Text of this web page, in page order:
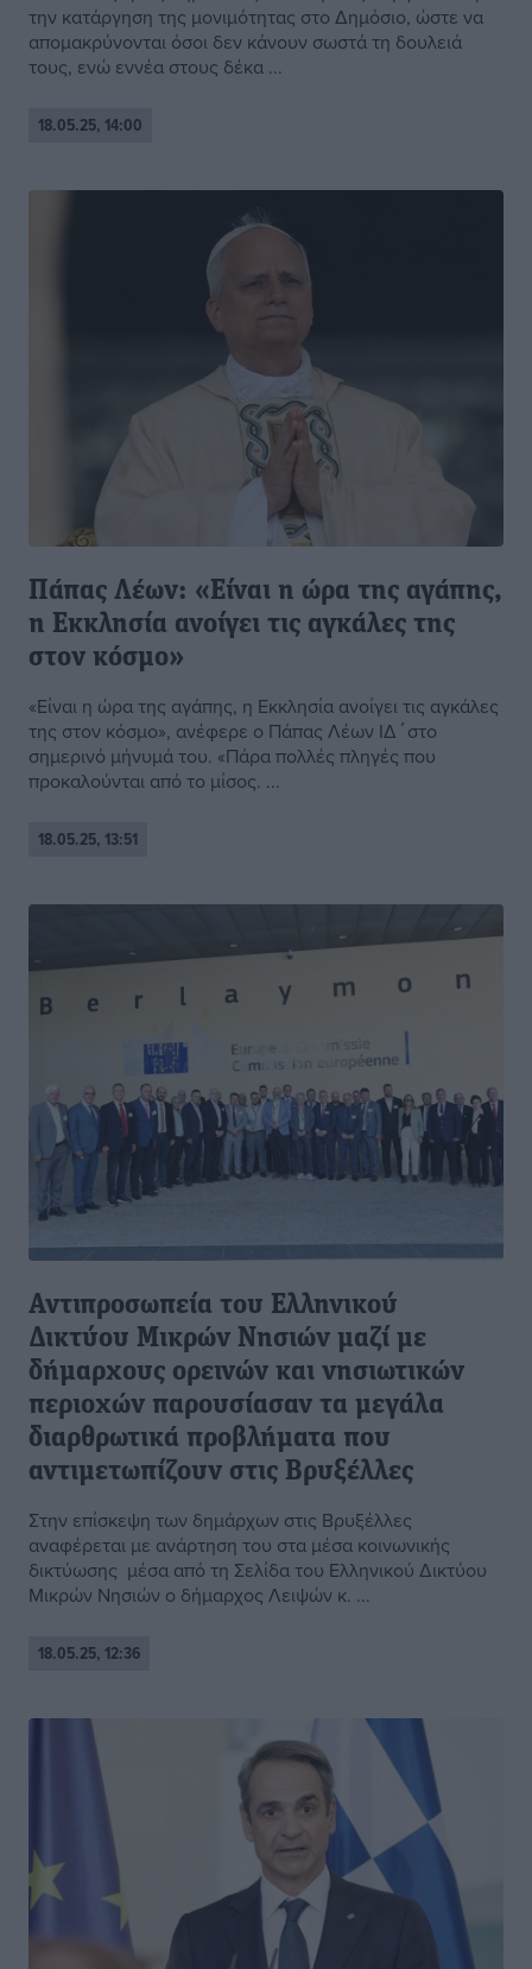
την κατάργηση της μονιμότητας στο Δημόσιο, ώστε να
απομακρύνονται όσοι δεν κάνουν σωστά τη δουλειά
τους, ενώ εννέα στους δέκα ...
18.05.25, 14:00
Πάπας Λέων: «Είναι η ώρα της αγάπης,
η Εκκλησία ανοίγει τις αγκάλες της
στον κόσμο»
«Είναι η ώρα της αγάπης, η Εκκλησία ανοίγει τις αγκάλες
της στον κόσμο», ανέφερε ο Πάπας Λέων ΙΔ΄στο
σημερινό μήνυμά του. «Πάρα πολλές πληγές που
προκαλούνται από το μίσος. ...
18.05.25, 13:51
Αντιπροσωπεία του Ελληνικού
Δικτύου Μικρών Νησιών μαζί με
δήμαρχους ορεινών και νησιωτικών
περιοχών παρουσίασαν τα μεγάλα
διαρθρωτικά προβλήματα που
αντιμετωπίζουν στις Βρυξέλλες
Στην επίσκεψη των δημάρχων στις Βρυξέλλες
αναφέρεται με ανάρτηση του στα μέσα κοινωνικής
δικτύωσης μέσα από τη Σελίδα του Ελληνικού Δικτύου
Μικρών Νησιών ο δήμαρχος Λειψών κ. ...
18.05.25, 12:36